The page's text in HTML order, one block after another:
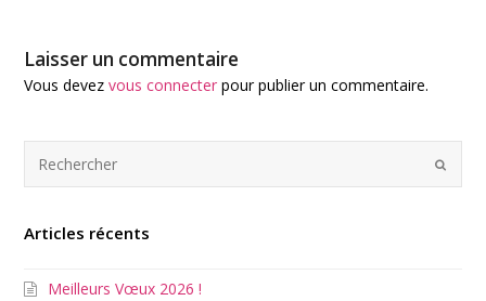
Laisser un commentaire
Vous devezvous connecter pour publier un commentaire.
Articles récents
Meilleurs Vœux 2026 !